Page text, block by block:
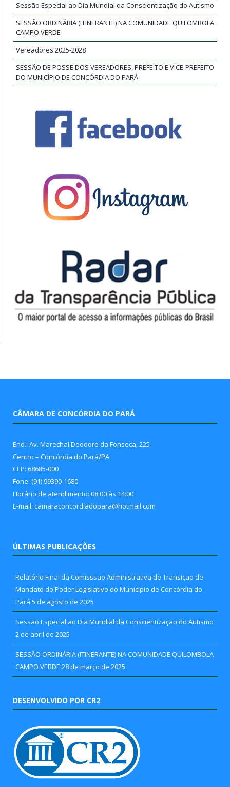
Sessão Especial ao Dia Mundial da Conscientização do Autismo
SESSÃO ORDINÁRIA (ITINERANTE) NA COMUNIDADE QUILOMBOLA
CAMPO VERDE
Vereadores 2025-2028
SESSÃO DE POSSE DOS VEREADORES, PREFEITO E VICE-PREFEITO
DO MUNICÍPIO DE CONCÓRDIA DO PARÁ
CÂMARA DE CONCÓRDIA DO PARÁ
End.: Av. Marechal Deodoro da Fonseca, 225
Centro – Concórdia do Pará/PA
CEP: 68685-000
Fone: (91) 99390-1680
Horário de atendimento: 08:00 às 14:00
E-mail: camaraconcordiadopara@hotmail.com
ÚLTIMAS PUBLICAÇÕES
Relatório Final da Comisssão Administrativa de Transição de
Mandato do Poder Legislativo do Município de Concórdia do
Pará 5 de agosto de 2025
Sessão Especial ao Dia Mundial da Conscientização do Autismo
2 de abril de 2025
SESSÃO ORDINÁRIA (ITINERANTE) NA COMUNIDADE QUILOMBOLA
CAMPO VERDE 28 de março de 2025
DESENVOLVIDO POR CR2